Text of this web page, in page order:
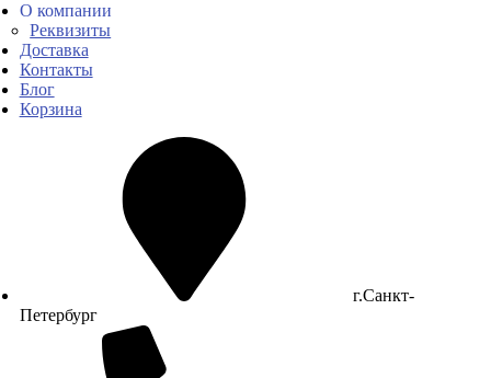
О компании
Реквизиты
Доставка
Контакты
Блог
Корзина
г.Санкт-
Петербург